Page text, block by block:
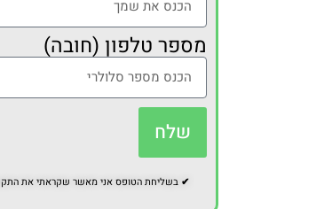
מספר טלפון (חובה)
שלח
✔ בשליחת הטופס אני מאשר שקראתי את